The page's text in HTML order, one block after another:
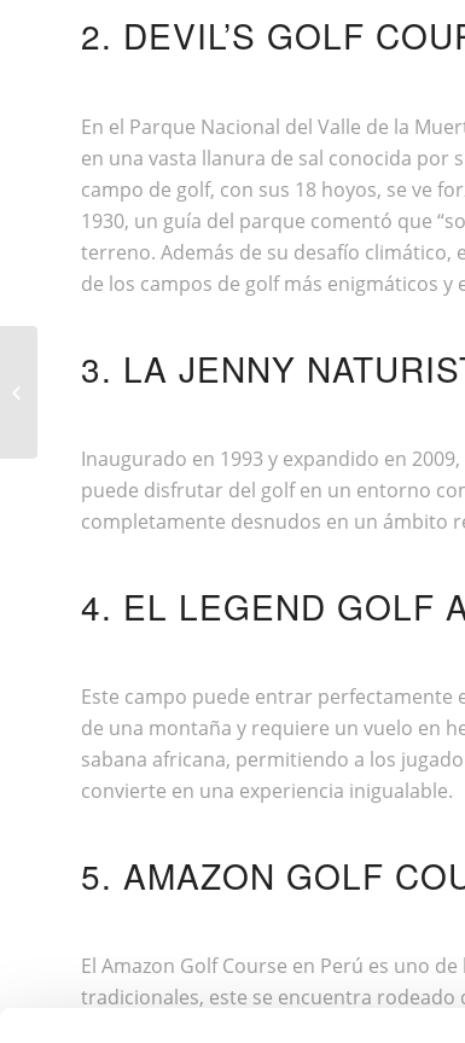
2. DEVIL’S GOLF
En el Parque Nacional del Valle de la
en una vasta llanura de sal conocida por
campo de golf, con sus 18 hoyos, se ve
1930, un guía del parque comentó que
terreno. Además de su desafío climático,
de los campos de golf más enigmáticos y
3. LA JENNY
Inaugurado en 1993 y expandido en
puede disfrutar del golf en un entorno
completamente desnudos en un ámbito
4. EL LEGEND GOLF
Este campo puede entrar perfectamente
de una montaña y requiere un vuelo en
sabana africana, permitiendo a los
convierte en una experiencia inigualable.
5. AMAZON GOLF
El Amazon Golf Course en Perú es uno
tradicionales, este se encuentra rodeado
RUTINAS DE EJERCICIO Y BIENESTAR